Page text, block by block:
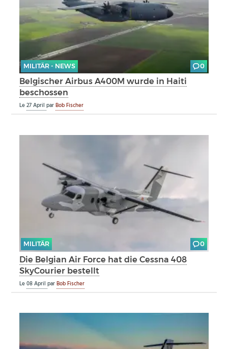
MILITÄR - NEWS 0
Belgischer Airbus A400M wurde in Haiti
beschossen
Le27 AprilparBob Fischer
MILITÄR 0
Die Belgian Air Force hat die Cessna 408
SkyCourier bestellt
Le08 AprilparBob Fischer